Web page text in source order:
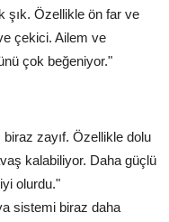
şık. Özellikle ön far ve
çekici. Ailem ve
çok beğeniyor."
zayıf. Özellikle dolu
kalabiliyor. Daha güçlü
olurdu."
sistemi biraz daha